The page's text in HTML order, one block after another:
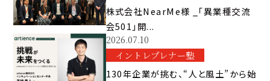
株式会社NearMe様 _「異業種交流
会501」開...
2026.07.10
イントレプレナー塾
130年企業が挑む、“人と風土”から始